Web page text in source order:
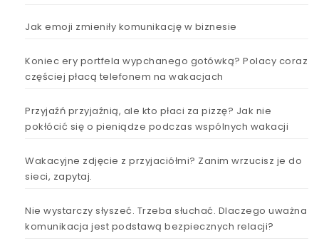
Jak emoji zmieniły komunikację w biznesie
Koniec ery portfela wypchanego gotówką? Polacy coraz
częściej płacą telefonem na wakacjach
Przyjaźń przyjaźnią, ale kto płaci za pizzę? Jak nie
pokłócić się o pieniądze podczas wspólnych wakacji
Wakacyjne zdjęcie z przyjaciółmi? Zanim wrzucisz je do
sieci, zapytaj.
Nie wystarczy słyszeć. Trzeba słuchać. Dlaczego uważna
komunikacja jest podstawą bezpiecznych relacji?